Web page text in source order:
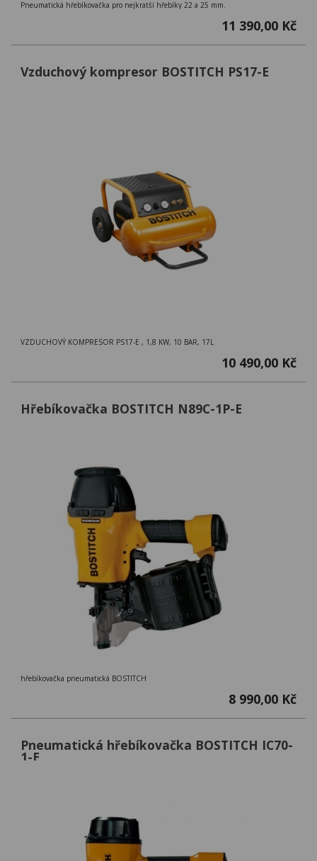
Pneumatická hřebíkovačka pro nejkratší hřebíky 22 a 25 mm.
11 390,00 Kč
Vzduchový kompresor BOSTITCH PS17-E
VZDUCHOVÝ KOMPRESOR PS17-E , 1,8 KW, 10 BAR, 17L
10 490,00 Kč
Hřebíkovačka BOSTITCH N89C-1P-E
hřebíkovačka pneumatická BOSTITCH
8 990,00 Kč
Pneumatická hřebíkovačka BOSTITCH IC70-
1-E